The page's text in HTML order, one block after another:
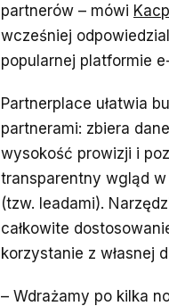
partnerów – mówi
wcześniej
popularnej platformie
Partnerplace ułatwia
partnerami: zbiera
wysokość prowizji i
transparentny wgląd
(tzw. leadami).
całkowite
korzystanie z własnej
– Wdrażamy po kilka